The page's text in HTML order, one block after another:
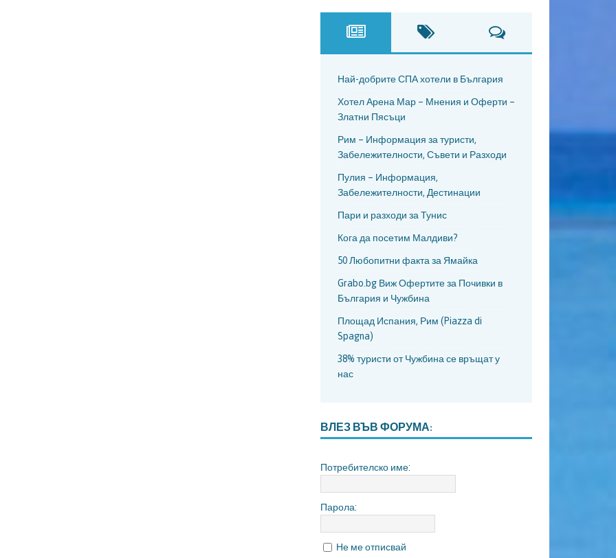
Най-добрите СПА хотели в България
Хотел Арена Мар – Мнения и Оферти –
Златни Пясъци
Рим – Информация за туристи,
Забележителности, Съвети и Разходи
Пулия – Информация,
Забележителности, Дестинации
Пари и разходи за Тунис
Кога да посетим Малдиви?
50 Любопитни факта за Ямайка
Grabo.bg Виж Офертите за Почивки в
България и Чужбина
Площад Испания, Рим (Piazza di
Spagna)
38% туристи от Чужбина се връщат у
нас
ВЛЕЗ ВЪВ ФОРУМА:
Потребителско име:
Парола:
Не ме отписвай